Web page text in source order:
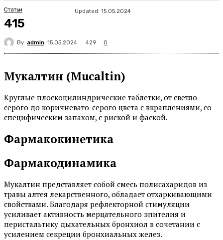
Статьи Updated: 15.05.2024
415
By admin 15.05.2024 429 0
Мукалтин (Mucaltin)
Круглые плоскоцилиндрические таблетки, от светло-
серого до коричневато-серого цвета с вкраплениями, со
специфическим запахом, с риской и фаской.
Фармакокинетика
Фармакодинамика
Мукалтин представляет собой смесь полисахаридов из
травы алтея лекарственного, обладает отхаркивающими
свойствами. Благодаря рефлекторной стимуляции
усиливает активность мерцательного эпителия и
перистальтику дыхательных бронхиол в сочетании с
усилением секреции бронхиальных желез.